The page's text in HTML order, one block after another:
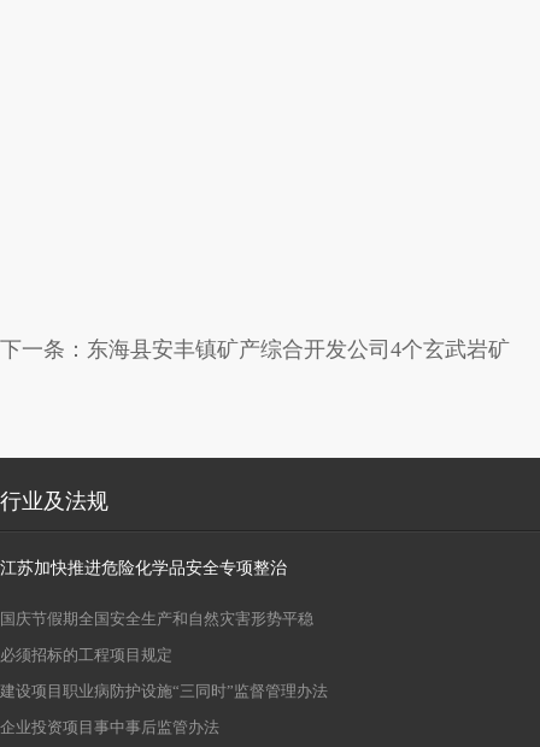
下一条： 东海县安丰镇矿产综合开发公司4个玄武岩矿
行业及法规
江苏加快推进危险化学品安全专项整治
国庆节假期全国安全生产和自然灾害形势平稳
必须招标的工程项目规定
建设项目职业病防护设施“三同时”监督管理办法
企业投资项目事中事后监管办法